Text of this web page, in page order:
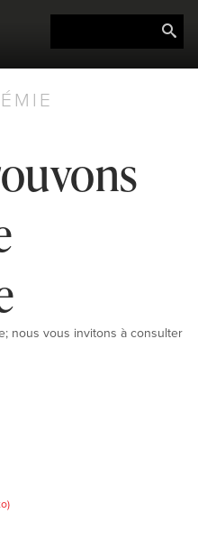
nous vous invitons à consulter